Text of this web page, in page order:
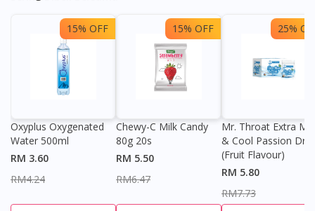
15% OFF
Oxyplus Oxygenated
Water 500ml
RM 3.60
RM4.24
15% OFF
Chewy-C Milk Candy
80g 20s
RM 5.50
RM6.47
25%
Mr. Throat Extra
& Cool Passion
(Fruit Flavour)
RM 5.80
RM7.73